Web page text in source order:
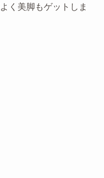
く美脚もゲットしま